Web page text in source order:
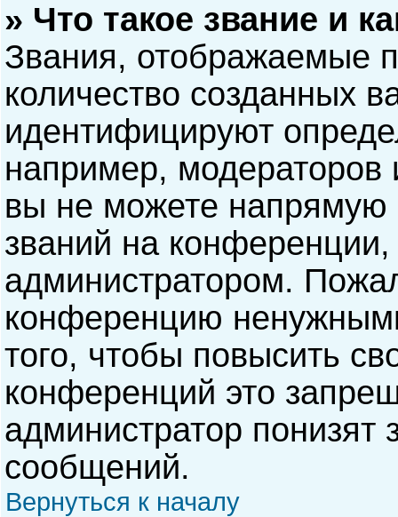
» Что такое звание и
Звания, отображаемые
количество созданных
идентифицируют
например,
вы не можете напрямую
званий на
администратором.
конференцию
того, чтобы повысить
конференций это
администратор понизят
сообщений.
Вернуться к началу